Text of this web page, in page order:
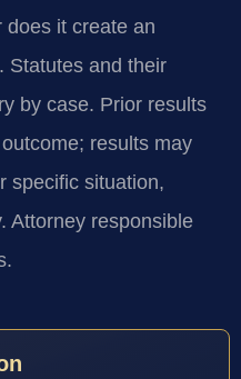
does it create an
Statutes and their
by case. Prior results
results may
specific situation,
Attorney responsible